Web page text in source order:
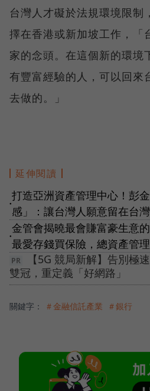
台灣人才礙於法規環境限制
擇在香港或新加坡工作，「
家的念頭。在這個新的環境
有豐富經驗的人，可以回來
去做的。」
延伸閱讀
●
打造亞洲資產管理中心！彭
感」：讓台灣人願意留在台
●
金管會揭曉最會賺富豪生意
最愛存錢買保險，總資產管
【5G 競局新解】告別極
雙冠，重定義「好網路」
關鍵字： ＃金融信託產業 ＃銀行